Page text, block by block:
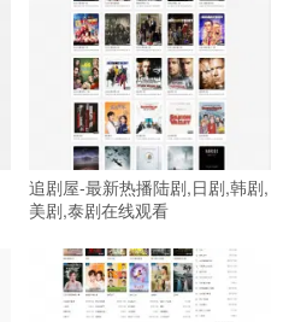
追剧屋-最新热播陆剧,日剧,韩剧,
美剧,泰剧在线观看